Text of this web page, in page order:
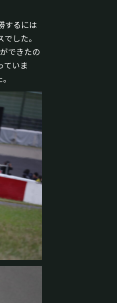
するには
した。
できたの
ていま